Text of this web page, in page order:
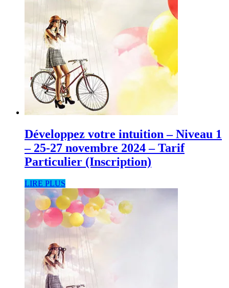
Développez votre intuition – Niveau 1
– 25-27 novembre 2024 – Tarif
Particulier (Inscription)
LIRE PLUS